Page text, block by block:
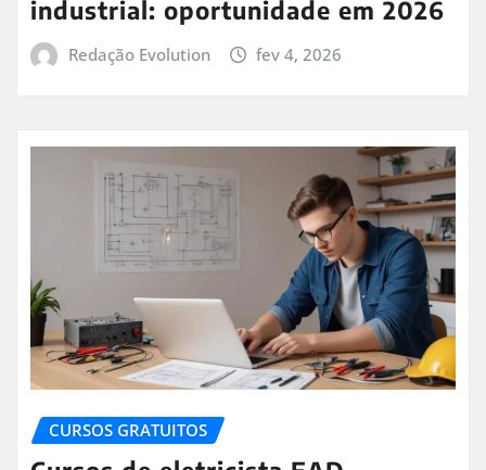
industrial: oportunidade em 2026
Redação Evolution fev 4, 2026
CURSOS GRATUITOS